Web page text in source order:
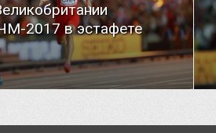
2017 в эстафете